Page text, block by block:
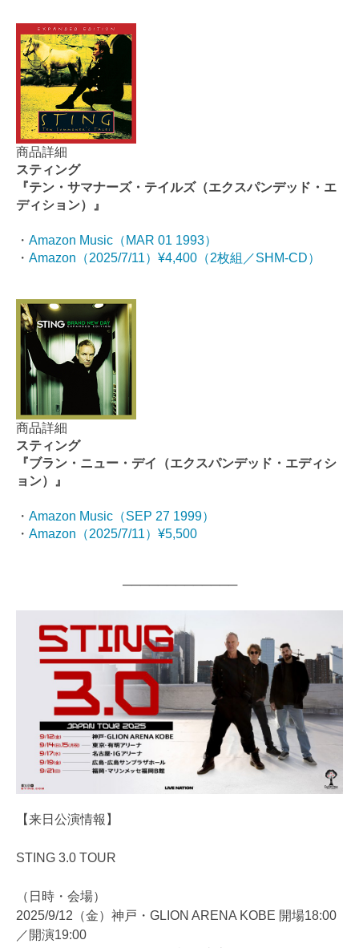
商品詳細
スティング
『テン・サマナーズ・テイルズ（エクスパンデッド・エ
ディション）』
・ Amazon Music（MAR 01 1993）
・ Amazon（2025/7/11）¥4,400（2枚組／SHM-CD）
商品詳細
スティング
『ブラン・ニュー・デイ（エクスパンデッド・エディシ
ョン）』
・ Amazon Music（SEP 27 1999）
・ Amazon（2025/7/11）¥5,500
─────────────
【来日公演情報】
STING 3.0 TOUR
（日時・会場）
2025/9/12（金）神戸・GLION ARENA KOBE 開場18:00
／開演19:00